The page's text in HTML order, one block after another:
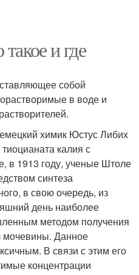
и где
собой
в воде и
химик Юстус Либих
калия с
в 1913 году, ученые Штоле
синтеза
в свою очередь, из
день наиболее
методом получения
мочевины. Данное
В связи с этим его
концентрации